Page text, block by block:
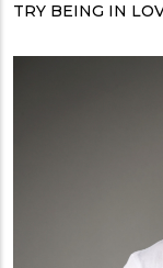
TRY BEING IN